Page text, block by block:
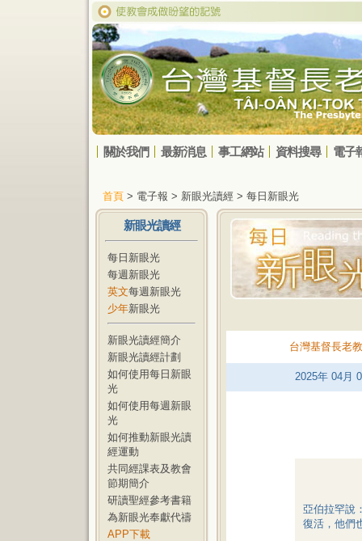
關於我們 最新消息 事工網站 資料搜尋 電子
首頁 > 電子報 > 新眼光讀經 > 每日新眼光
新眼光讀經
每日新眼光
每週新眼光
英文每週新眼光
少年新眼光
新眼光讀經簡介
新眼光讀經計劃
如何使用每日新眼
光
如何使用每週新眼
光
如何推動新眼光讀
經運動
共同經課表及教會
節期簡介
研讀聖經參考書籍
為新眼光奉獻代禱
APP下載
台灣基督長老
2025年 04月
亞伯拉罕說
復活，他們